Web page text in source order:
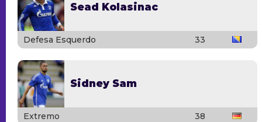
Sead Kolasinac
Defesa Esquerdo 33
Sidney Sam
Extremo 38